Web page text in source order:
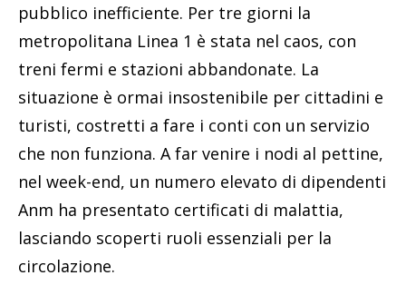
pubblico inefficiente. Per tre giorni la
metropolitana Linea 1 è stata nel caos, con
treni fermi e stazioni abbandonate. La
situazione è ormai insostenibile per cittadini e
turisti, costretti a fare i conti con un servizio
che non funziona. A far venire i nodi al pettine,
nel week-end, un numero elevato di dipendenti
Anm ha presentato certificati di malattia,
lasciando scoperti ruoli essenziali per la
circolazione.